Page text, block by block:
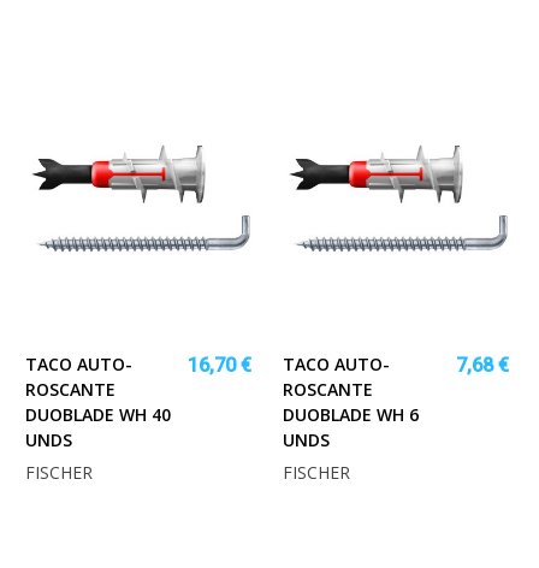
TACO AUTO-
ROSCANTE
DUOBLADE WH 40
UNDS
16,70 €
FISCHER
TACO AUTO-
ROSCANTE
DUOBLADE WH 6
UNDS
7,68 €
FISCHER